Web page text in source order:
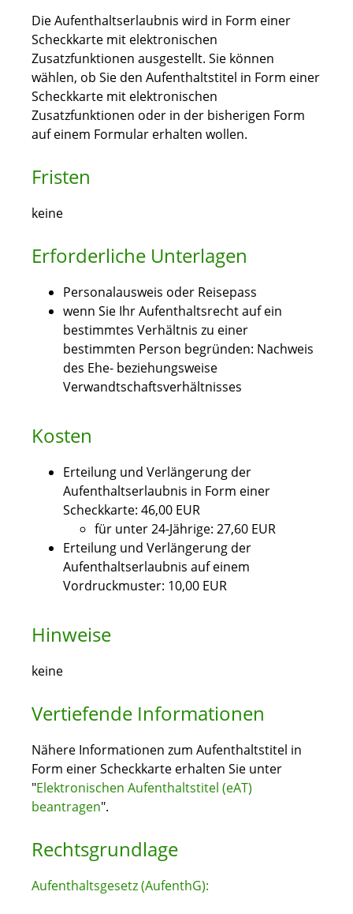
Die Aufenthaltserlaubnis wird in Form einer
Scheckkarte mit elektronischen
Zusatzfunktionen ausgestellt. Sie können
wählen, ob Sie den Aufenthaltstitel in Form einer
Scheckkarte mit elektronischen
Zusatzfunktionen oder in der bisherigen Form
auf einem Formular erhalten wollen.
Fristen
keine
Erforderliche Unterlagen
Personalausweis oder Reisepass
wenn Sie Ihr Aufenthaltsrecht auf ein
bestimmtes Verhältnis zu einer
bestimmten Person begründen: Nachweis
des Ehe- beziehungsweise
Verwandtschaftsverhältnisses
Kosten
Erteilung und Verlängerung der
Aufenthaltserlaubnis in Form einer
Scheckkarte: 46,00 EUR
für unter 24-Jährige: 27,60 EUR
Erteilung und Verlängerung der
Aufenthaltserlaubnis auf einem
Vordruckmuster: 10,00 EUR
Hinweise
keine
Vertiefende Informationen
Nähere Informationen zum Aufenthaltstitel in
Form einer Scheckkarte erhalten Sie unter
"Elektronischen Aufenthaltstitel (eAT)
beantragen".
Rechtsgrundlage
Aufenthaltsgesetz (AufenthG):